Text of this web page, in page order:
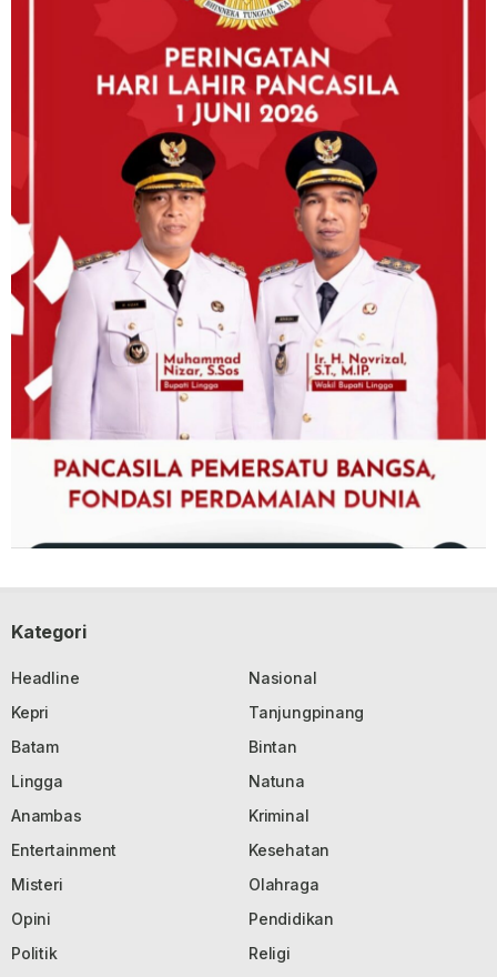
Kategori
Headline
Nasional
Kepri
Tanjungpinang
Batam
Bintan
Lingga
Natuna
Anambas
Kriminal
Entertainment
Kesehatan
Misteri
Olahraga
Opini
Pendidikan
Politik
Religi